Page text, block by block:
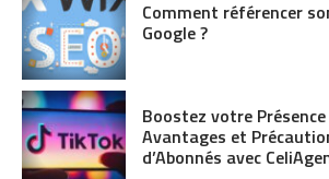
Comment référencer
Google ?
Boostez votre
Avantages et
d’Abonnés avec